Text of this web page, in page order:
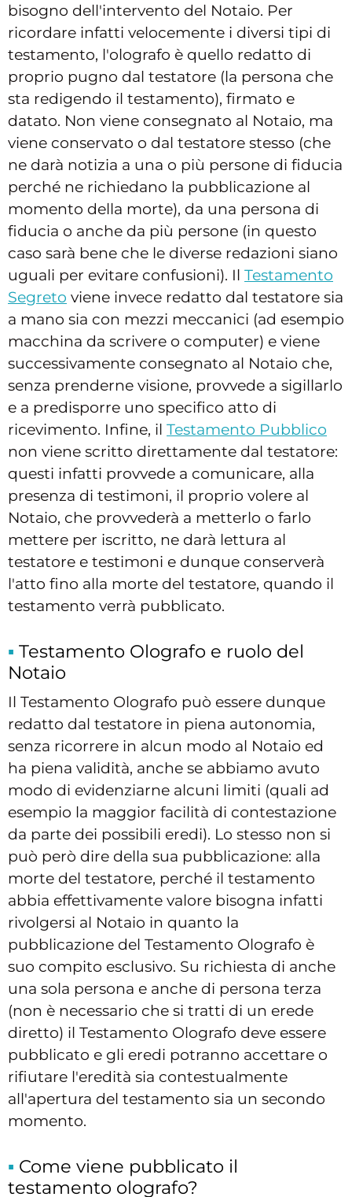
bisogno dell'intervento del Notaio. Per
ricordare infatti velocemente i diversi tipi di
testamento, l'olografo è quello redatto di
proprio pugno dal testatore (la persona che
sta redigendo il testamento), firmato e
datato. Non viene consegnato al Notaio, ma
viene conservato o dal testatore stesso (che
ne darà notizia a una o più persone di fiducia
perché ne richiedano la pubblicazione al
momento della morte), da una persona di
fiducia o anche da più persone (in questo
caso sarà bene che le diverse redazioni siano
uguali per evitare confusioni). Il Testamento
Segreto viene invece redatto dal testatore sia
a mano sia con mezzi meccanici (ad esempio
macchina da scrivere o computer) e viene
successivamente consegnato al Notaio che,
senza prenderne visione, provvede a sigillarlo
e a predisporre uno specifico atto di
ricevimento. Infine, il Testamento Pubblico
non viene scritto direttamente dal testatore:
questi infatti provvede a comunicare, alla
presenza di testimoni, il proprio volere al
Notaio, che provvederà a metterlo o farlo
mettere per iscritto, ne darà lettura al
testatore e testimoni e dunque conserverà
l'atto fino alla morte del testatore, quando il
testamento verrà pubblicato.
Testamento Olografo e ruolo del
Notaio
Il Testamento Olografo può essere dunque
redatto dal testatore in piena autonomia,
senza ricorrere in alcun modo al Notaio ed
ha piena validità, anche se abbiamo avuto
modo di evidenziarne alcuni limiti (quali ad
esempio la maggior facilità di contestazione
da parte dei possibili eredi). Lo stesso non si
può però dire della sua pubblicazione: alla
morte del testatore, perché il testamento
abbia effettivamente valore bisogna infatti
rivolgersi al Notaio in quanto la
pubblicazione del Testamento Olografo è
suo compito esclusivo. Su richiesta di anche
una sola persona e anche di persona terza
(non è necessario che si tratti di un erede
diretto) il Testamento Olografo deve essere
pubblicato e gli eredi potranno accettare o
rifiutare l'eredità sia contestualmente
all'apertura del testamento sia un secondo
momento.
Come viene pubblicato il
testamento olografo?